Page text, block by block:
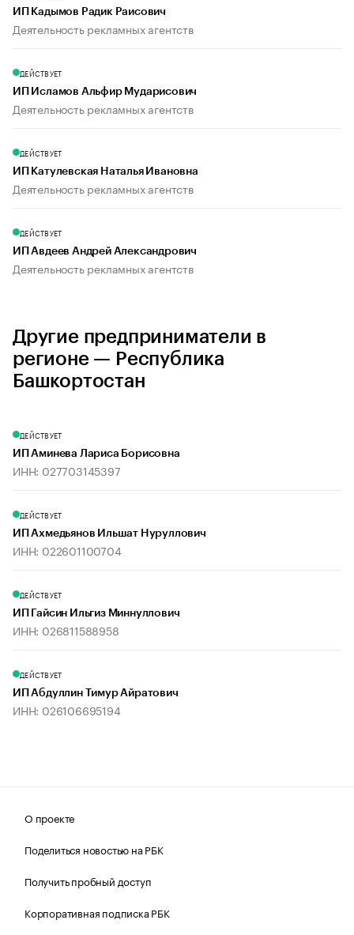
ИП Кадымов Радик Раисович
Деятельность рекламных агентств
ДЕЙСТВУЕТ
ИП Исламов Альфир Мударисович
Деятельность рекламных агентств
ДЕЙСТВУЕТ
ИП Катулевская Наталья Ивановна
Деятельность рекламных агентств
ДЕЙСТВУЕТ
ИП Авдеев Андрей Александрович
Деятельность рекламных агентств
Другие предприниматели в
регионе — Республика
Башкортостан
ДЕЙСТВУЕТ
ИП Аминева Лариса Борисовна
ИНН: 027703145397
ДЕЙСТВУЕТ
ИП Ахмедьянов Ильшат Нуруллович
ИНН: 022601100704
ДЕЙСТВУЕТ
ИП Гайсин Ильгиз Миннуллович
ИНН: 026811588958
ДЕЙСТВУЕТ
ИП Абдуллин Тимур Айратович
ИНН: 026106695194
О проекте
Поделиться новостью на РБК
Получить пробный доступ
Корпоративная подписка РБК